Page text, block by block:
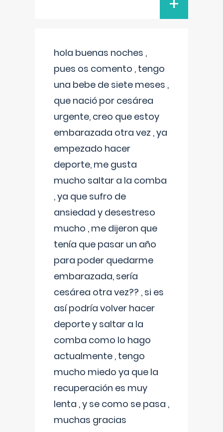
hola buenas noches ,
pues os comento , tengo
una bebe de siete meses ,
que nació por cesárea
urgente, creo que estoy
embarazada otra vez , ya
empezado hacer
deporte, me gusta
mucho saltar a la comba
, ya que sufro de
ansiedad y desestreso
mucho , me dijeron que
tenía que pasar un año
para poder quedarme
embarazada, sería
cesárea otra vez?? , si es
así podría volver hacer
deporte y saltar a la
comba como lo hago
actualmente , tengo
mucho miedo ya que la
recuperación es muy
lenta , y se como se pasa ,
muchas gracias